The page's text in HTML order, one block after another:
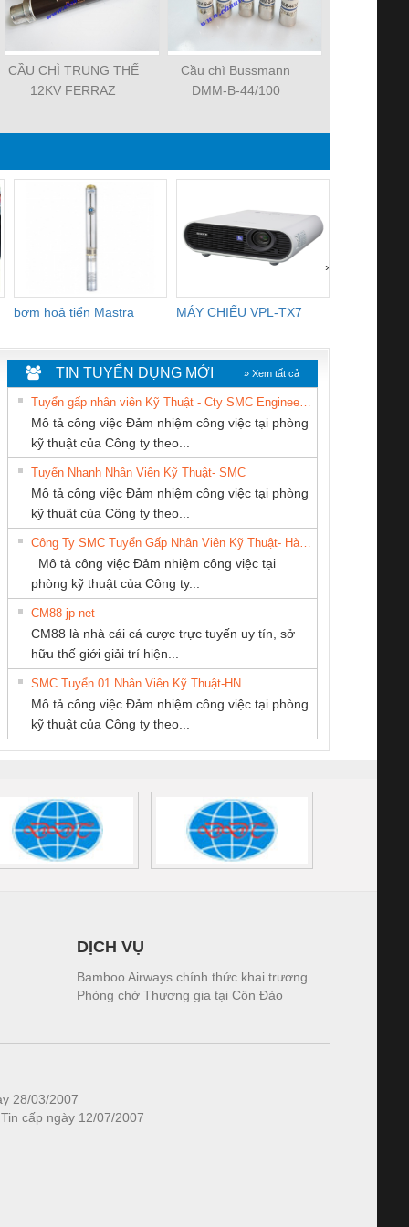
CẦU CHÌ TRUNG THẾ
12KV FERRAZ
45DB120V40P
Cầu chì Bussmann
DMM-B-44/100
bơm hoả tiển Mastra MÁY CHIẾU VPL-TX7
›
An Toàn
Contact
– PSR-
SCP-
FSP/2X1/1X2
sát chuỗi
tấm pin
16I+
(2502520000)
Bộ giám sát chuỗi
tấm pin
TRANSCLINIC 16I+
1K5 L (2433950000)
Bộ giám sát dòng
TRANSCLINIC 16I+
(2008130000)
Bộ chỉnh lưu nguồn
điện TRANSCLINIC
BKE 1K5.4
(7791400879)2. Giá
Nẹp nhôm chống
trơn Đà Nẵng
TY CỔ
TỰ ĐỘNG
HƯNG
CÔNG TY CP TỰ
ĐỘNG TIẾN
HƯNG
Tan Dong Cang
TY TNHH
MARINE
Thương Mại SX
Ba Miền
Ba Miền
TIN TUYỂN DỤNG MỚI » Xem tất cả
Mô tả công việc Đảm nhiệm công việc tại phòng
kỹ thuật của Công ty theo...
Tuyển Nhanh Nhân Viên Kỹ Thuật- SMC
Mô tả công việc Đảm nhiệm công việc tại phòng
kỹ thuật của Công ty theo...
Mô tả công việc Đảm nhiệm công việc tại
phòng kỹ thuật của Công ty...
CM88 jp net
CM88 là nhà cái cá cược trực tuyến uy tín, sở
hữu thế giới giải trí hiện...
SMC Tuyển 01 Nhân Viên Kỹ Thuật-HN
Mô tả công việc Đảm nhiệm công việc tại phòng
kỹ thuật của Công ty theo...
DỊCH VỤ
Bamboo Airways chính thức khai trương
Phòng chờ Thương gia tại Côn Đảo
28/03/2007
cấp ngày 12/07/2007